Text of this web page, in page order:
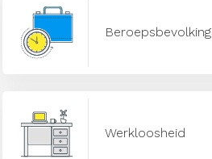
Beroepsbevolking
Werkloosheid